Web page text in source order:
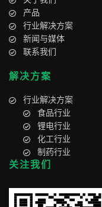
产品
行业解决方案
新闻与媒体
联系我们
解决方案
行业解决方案
食品行业
锂电行业
化工行业
制药行业
关注我们